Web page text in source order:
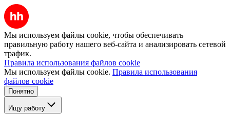
Мы используем файлы cookie, чтобы обеспечивать
правильную работу нашего веб-сайта и анализировать сетевой
трафик.
Правила использования файлов cookie
Мы используем файлы cookie. Правила использования
файлов cookie
Понятно
Ищу работу